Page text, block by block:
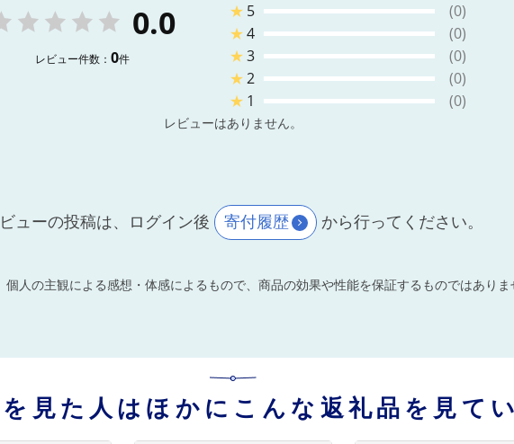
0.0
レビュー件数： 0件
★ 5
(0)
★4
(0)
★3
(0)
★2
(0)
★ 1 (0)
レビューはありません。
ューの投稿は、ログイン後 寄付履歴 から行ってください。
人の主観による感想・体感によるもので、商品の効果や性能を保証するものではありま
見た人はほかにこんな返礼品を見て